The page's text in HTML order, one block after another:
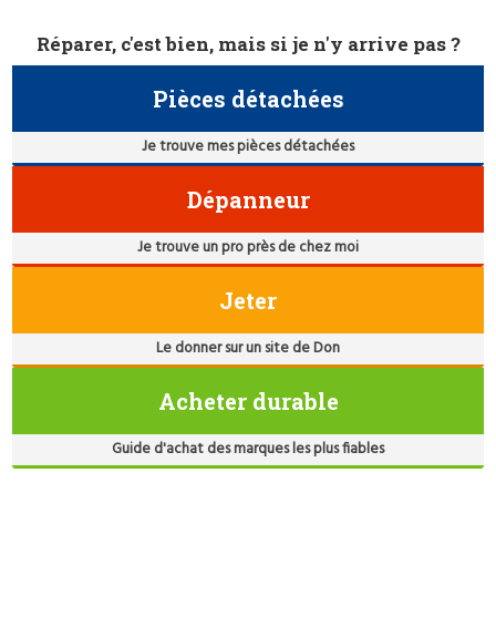
Réparer, c'est bien, mais si je n'y arrive pas ?
Pièces détachées
Je trouve mes pièces détachées
Dépanneur
Je trouve un pro près de chez moi
Jeter
Le donner sur un site de Don
Acheter durable
Guide d'achat des marques les plus fiables